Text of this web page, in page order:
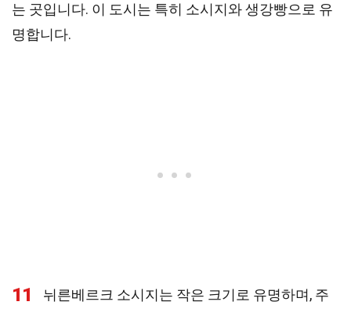
는 곳입니다. 이 도시는 특히 소시지와 생강빵으로 유
명합니다.
11 뉘른베르크 소시지는 작은 크기로 유명하며, 주